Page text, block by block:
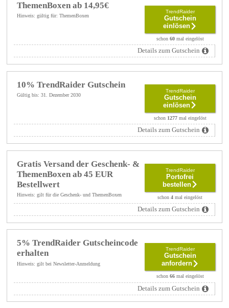
ThemenBoxen ab 14,95€
Hinweis: gültig für: ThemenBoxen
TrendRaider
Gutschein
einlösen
schon 60mal eingelöst
Details zum Gutschein
10% TrendRaider Gutschein
Gültig bis: 31. Dezember 2030
TrendRaider
Gutschein
einlösen
schon 1277mal eingelöst
Details zum Gutschein
Gratis Versand der Geschenk- &
ThemenBoxen ab 45 EUR
Bestellwert
Hinweis: gilt für die Geschenk- und ThemenBoxen
TrendRaider
Portofrei
bestellen
schon4 mal eingelöst
Details zum Gutschein
5% TrendRaider Gutscheincode
erhalten
Hinweis: gilt bei Newsletter-Anmeldung
TrendRaider
Gutschein
anfordern
schon 66mal eingelöst
Details zum Gutschein